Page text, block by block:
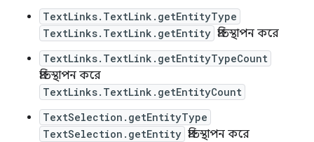
TextLinks.TextLink.getEntityType
TextLinks.TextLink.getEntity প্রতিস্থাপন করে
TextLinks.TextLink.getEntityTypeCount
প্রতিস্থাপন করে
TextLinks.TextLink.getEntityCount
TextSelection.getEntityType
TextSelection.getEntity প্রতিস্থাপন করে